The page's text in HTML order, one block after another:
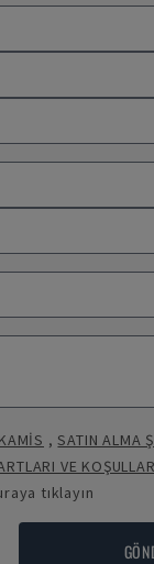
,SATIN ALMA
VE
tıklayın